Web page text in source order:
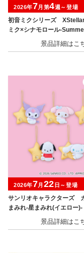
初音ミクシリーズ
ミク×シナモロール
2026年7月第4週～登場
サンリオキャラクターズ
まみれ-星まみれ(イエロー)-
2026年7月 22 日～登場